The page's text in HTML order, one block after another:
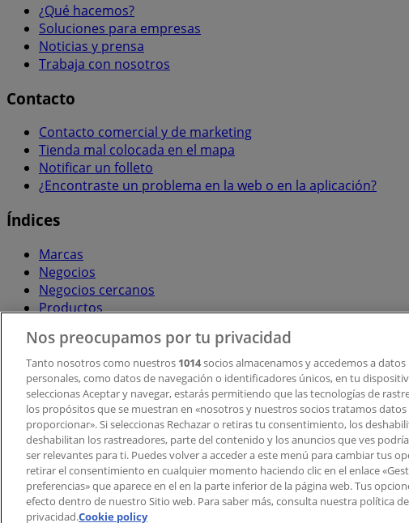
¿Qué hacemos?
Soluciones para empresas
Noticias y prensa
Trabaja con nosotros
Contacto
Contacto comercial y de marketing
Tienda mal colocada en el mapa
Notificar un folleto
¿Encontraste un problema en la web o en la aplicación?
Índices
Marcas
Negocios
Negocios cercanos
Productos
Descargar la APP Tiendeo
Copyright © Tiendeo ® 2026 · Shopfully Marketing S.L.U. – Palau
Términos y condicionesPolítica de privacidad
Nos preocupamos por tu privacidad
Tanto nosotros como nuestros 1014socios almacenamos y accedemos a datos
personales, como datos de navegación o identificadores únicos, en tu
seleccionas Aceptar y navegar, estarás permitiendo que las tecnologías de
los propósitos que se muestran en «nosotros y nuestros socios tratamos datos
proporcionar». Si seleccionas Rechazar o retiras tu consentimiento, los
deshabilitan los rastreadores, parte del contenido y los anuncios que ves
ser relevantes para ti. Puedes volver a acceder a este menú para cambiar tus
retirar el consentimiento en cualquier momento haciendo clic en el enlace
preferencias» que aparece en el en la parte inferior de la página web. Tus
efecto dentro de nuestro Sitio web. Para saber más, consulta nuestra política de
privacidad.Cookie policy